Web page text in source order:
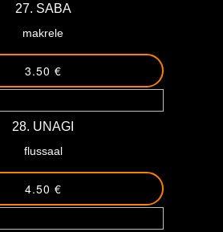
27. SABA
makrele
3.50 €
28. UNAGI
flussaal
4.50 €